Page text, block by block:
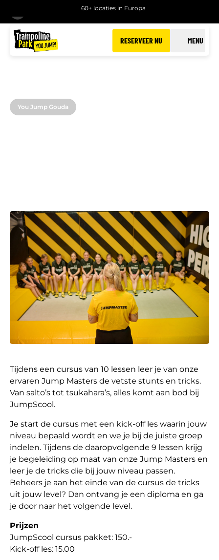
60+ locaties in Europa
RESERVEER NU MENU
You Jump Gouda
Tijdens een cursus van 10 lessen leer je van onze
ervaren Jump Masters de vetste stunts en tricks.
Van salto’s tot tsukahara’s, alles komt aan bod bij
JumpScool.
Je start de cursus met een kick-off les waarin jouw
niveau bepaald wordt en we je bij de juiste groep
indelen. Tijdens de daaropvolgende 9 lessen krijg
je begeleiding op maat van onze Jump Masters en
leer je de tricks die bij jouw niveau passen.
Beheers je aan het einde van de cursus de tricks
uit jouw level? Dan ontvang je een diploma en ga
je door naar het volgende level.
Prijzen
JumpScool cursus pakket: 150.-
Kick-off les: 15.00